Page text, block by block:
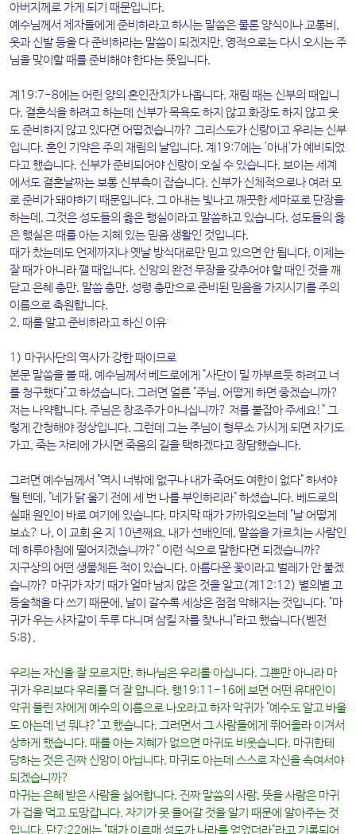
아버지께로 가게 되기 때문입니다.
예수님께서 제자들에게 준비하라고 하시는 말씀은 물론 양식이나 교통비,
옷과 신발 등을 다 준비하라는 말씀이 되겠지만, 영적으로는 다시 오시는 주
님을 맞이할 때를 준비해야 한다는 뜻입니다.
계19:7-8에는 어린 양의 혼인잔치가 나옵니다. 재림 때는 신부의 때입니
다. 결혼식을 하려고 하는데 신부가 목욕도 하지 않고 화장도 하지 않고 옷
도 준비하지 않고 있다면 어떻겠습니까? 그리스도가 신랑이고 우리는 신부
입니다. 혼인 기약은 주의 재림의 날입니다. 계19:7에는 '아내'가 예비되었
다고 했습니다. 신부가 준비되어야 신랑이 오실 수 있습니다. 보이는 세계
에서도 결혼날짜는 보통 신부측이 잡습니다. 신부가 신체적으로나 여러 모
로 준비가 돼야하기 때문입니다. 그 아내는 빛나고 깨끗한 세마포로 단장을
하는데, 그것은 성도들의 옳은 행실이라고 말씀하고 있습니다. 성도들의 옳
은 행실은 때를 아는 지혜 있는 믿음 생활인 것입니다.
때가 찼는데도 언제까지나 옛날 방식대로만 믿고 있으면 안 됩니다. 이제는
잘 때가 아니라 깰 때입니다. 신앙의 완전 무장을 갖추어야 할 때인 것을 깨
닫고 은혜 충만, 말씀 충만, 성령 충만으로 준비된 믿음을 가지시기를 주의
이름으로 축원합니다.
2. 때를 알고 준비하라고 하신 이유
1) 마귀사단의 역사가 강한 때이므로
본문 말씀을 볼 때, 예수님께서 베드로에게 "사단이 밀 까부르듯 하려고 너
를 청구했다"고 하셨습니다. 그러면 얼른 "주님, 어떻게 하면 좋겠습니까?
저는 나약합니다. 주님은 창조주가 아니십니까? 저를 붙잡아 주세요!" 그
렇게 간청해야 정상입니다. 그런데 그는 주님이 형무소 가시게 되면 자기도
가고, 죽는 자리에 가시면 죽음의 길을 택하겠다고 장담했습니다.
그러면 예수님께서 "역시 너밖에 없구나 내가 죽어도 여한이 없다" 하셔야
될 텐데, "네가 닭 울기 전에 세 번 나를 부인하리라" 하셨습니다. 베드로의
실패 원인이 바로 여기에 있습니다. 마지막 때가 가까워오는데 "날 어떻게
보쇼? 나, 이 교회 온 지 10년째요. 내가 선배인데, 말씀을 가르치는 사람인
데 하루아침에 떨어지겠습니까?" 이런 식으로 말한다면 되겠습니까?
지구상의 어떤 생물체든 적이 있습니다. 아름다운 꽃이라고 벌레가 안 붙겠
습니까? 마귀가 자기 때가 얼마 남지 않은 것을 알고(계12:12) 별의별 고
등술책을 다 쓰기 때문에, 날이 갈수록 세상은 점점 악해지는 것입니다. "마
귀가 우는 사자같이 두루 다니며 삼킬 자를 찾나니"라고 했습니다(벧전
5:8).
우리는 자신을 잘 모르지만, 하나님은 우리를 아십니다. 그뿐만 아니라 마
귀가 우리보다 우리를 더 잘 압니다. 행19:11-16에 보면 어떤 유대인이
악귀 들린 자에게 예수의 이름으로 나오라고 하자 악귀가 "예수도 알고 바울
도 아는데 넌 뭐냐?"고 했습니다. 그러면서 그 사람들에게 뛰어올라 이겨서
상하게 했습니다. 때를 아는 지혜가 없으면 마귀도 비웃습니다. 마귀한테
당하는 것은 진짜 신앙이 아닙니다. 마귀도 아는데 스스로 자신을 속여서야
되겠습니까?
마귀는 은혜 받은 사람을 싫어합니다. 진짜 말씀의 사람, 뜻을 사람은 마귀
가 겁을 먹고 도망갑니다. 자기가 못 들어갈 것을 알기 때문에 알아주는 것
입니다. 단7:22에는 "때가 이르매 성도가 나라를 얻었더라"라고 기록되어